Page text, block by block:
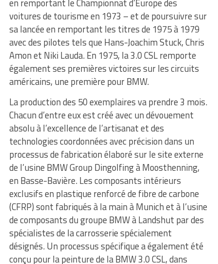
en remportant le Championnat d’Europe des
voitures de tourisme en 1973 – et de poursuivre sur
sa lancée en remportant les titres de 1975 à 1979
avec des pilotes tels que Hans-Joachim Stuck, Chris
Amon et Niki Lauda. En 1975, la 3.0 CSL remporte
également ses premières victoires sur les circuits
américains, une première pour BMW.
La production des 50 exemplaires va prendre 3 mois.
Chacun d’entre eux est créé avec un dévouement
absolu à l’excellence de l’artisanat et des
technologies coordonnées avec précision dans un
processus de fabrication élaboré sur le site externe
de l’usine BMW Group Dingolfing à Moosthenning,
en Basse-Bavière. Les composants intérieurs
exclusifs en plastique renforcé de fibre de carbone
(CFRP) sont fabriqués à la main à Munich et à l’usine
de composants du groupe BMW à Landshut par des
spécialistes de la carrosserie spécialement
désignés. Un processus spécifique a également été
conçu pour la peinture de la BMW 3.0 CSL, dans